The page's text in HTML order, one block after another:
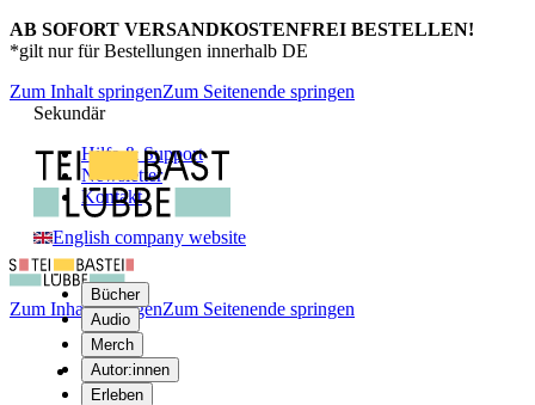
AB SOFORT VERSANDKOSTENFREI BESTELLEN!
*gilt nur für Bestellungen innerhalb DE
Zum Inhalt springenZum Seitenende springen
Sekundär
Hilfe & Support
Newsletter
Kontakt
English company website
Bücher
Audio
Merch
Autor:innen
Erleben
Zum Inhalt springenZum Seitenende springen